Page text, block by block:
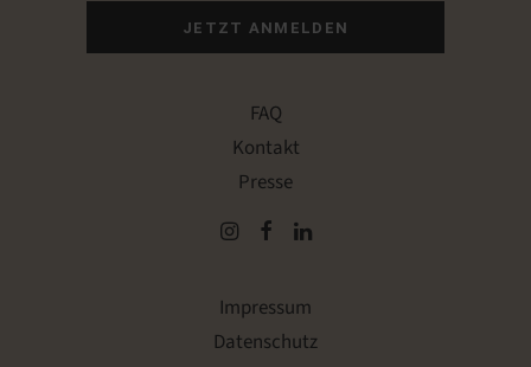
FAQ
Kontakt
Presse
JETZT ANMELDEN
Impressum
Datenschutz